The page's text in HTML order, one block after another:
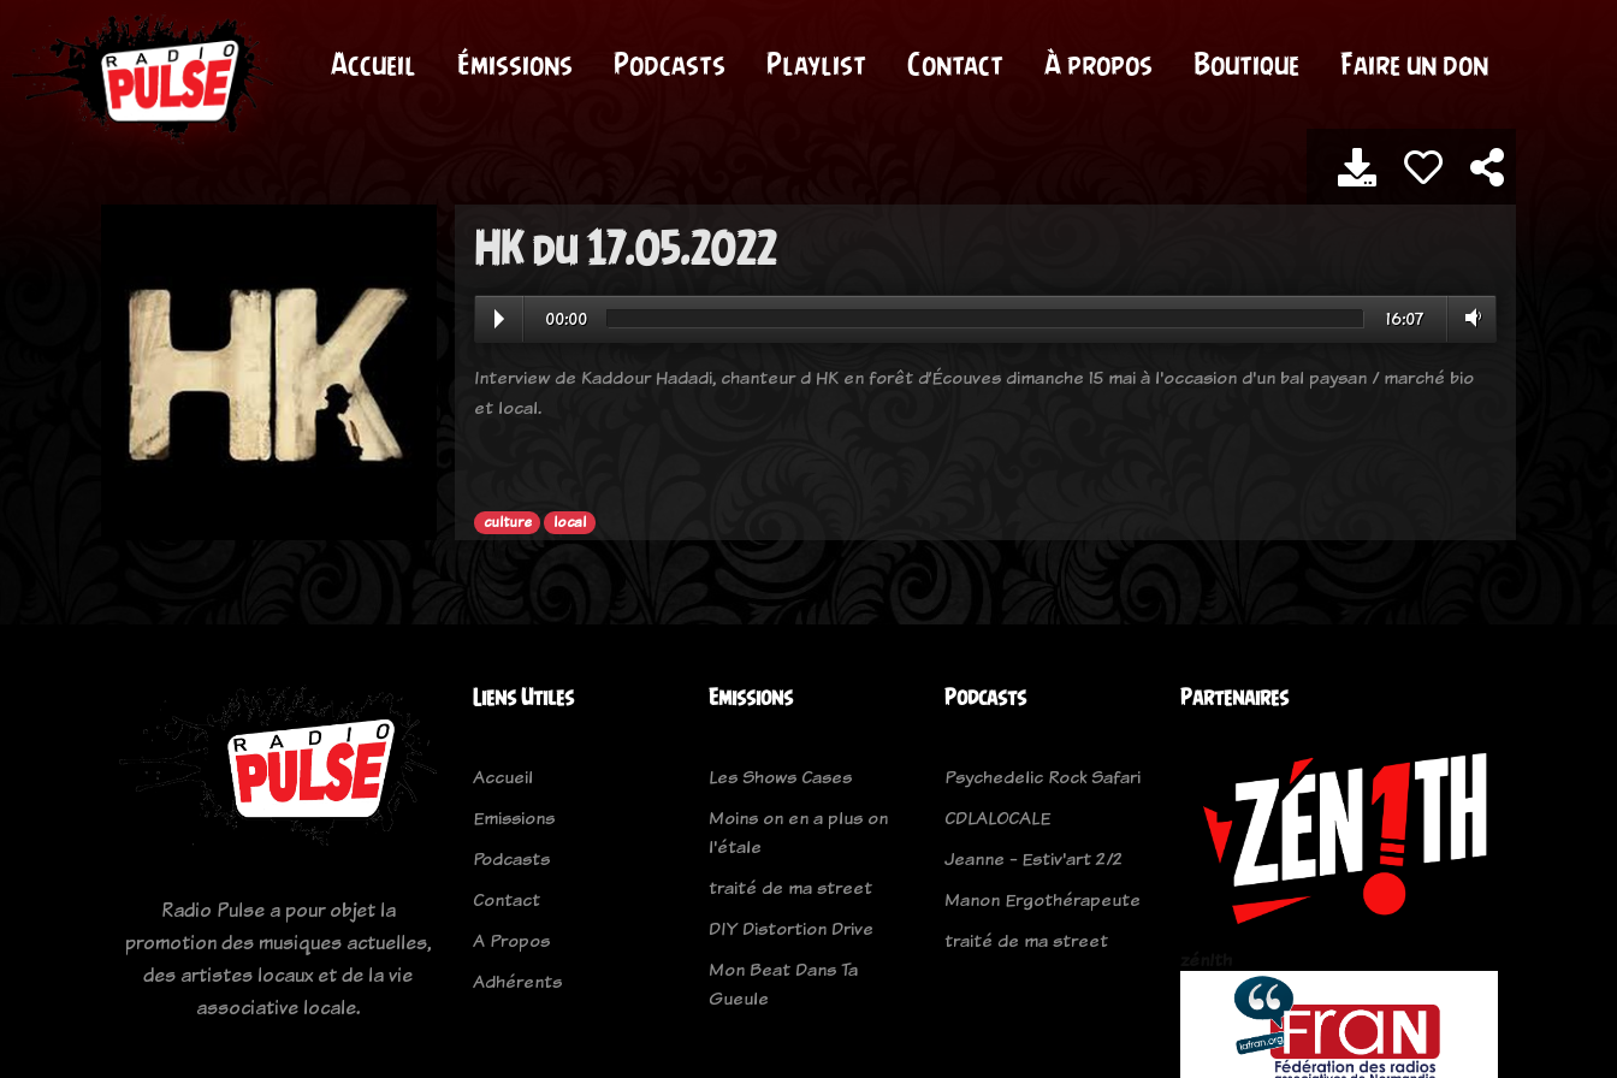
Accueil Émissions Podcasts Playlist Contact À propos Boutique Faire un don
HK du 17.05.2022
00:00 16:07
Interview de Kaddour Hadadi, chanteur d HK en forêt d’Écouves dimanche 15 mai à l'occasion d'un bal paysan / marché bio
et local.
culture local
Radio Pulse a pour objet la
promotion des musiques actuelles,
des artistes locaux et de la vie
associative locale.
Liens Utiles
Accueil
Emissions
Podcasts
Contact
A Propos
Adhérents
Emissions
Les Shows Cases
Moins on en a plus on
l'étale
traité de ma street
DIY Distortion Drive
Mon Beat Dans Ta
Gueule
Podcasts
Psychedelic Rock Safari
CDLALOCALE
Jeanne - Estiv'art 2/2
Manon Ergothérapeute
traité de ma street
Partenaires